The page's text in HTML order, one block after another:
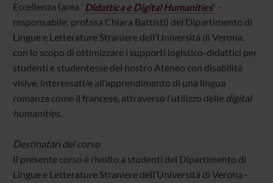
Eccellenza (area ‘ Didattica e Digital Humanities’ -
responsabile: prof.ssa Chiara Battisti) del Dipartimento di
Lingue e Letterature Straniere dell’Università di Verona,
con lo scopo di ottimizzare i supporti logistico-didattici per
studenti e studentesse del nostro Ateneo con disabilità
visive, interessati/e all’apprendimento di una lingua
romanza come il francese, attraverso l’utilizzo delle digital
humanities.
Destinatari del corso
Il presente corso è rivolto a studenti del Dipartimento di
Lingue e Letterature Straniere dell’Università di Verona -